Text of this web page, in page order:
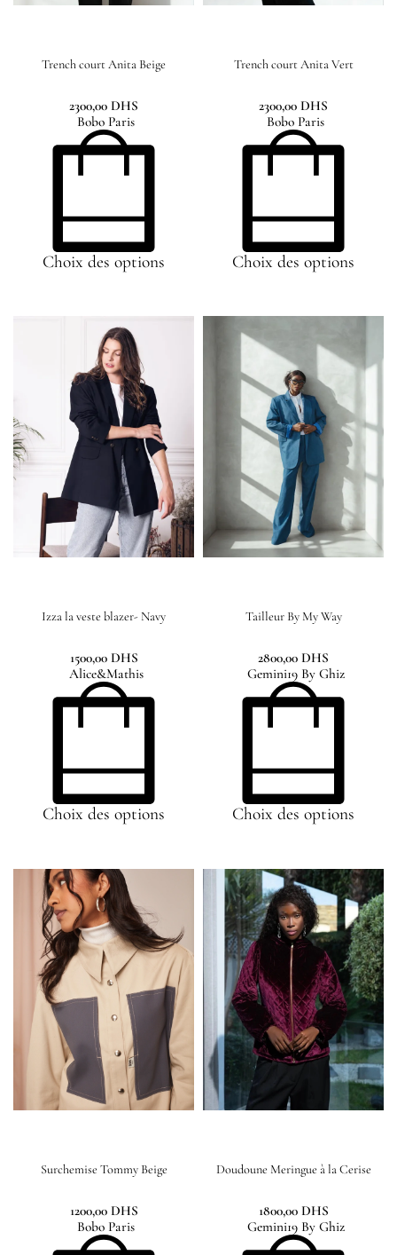
Trench court Anita Beige
Bobo Paris
2300,00 DHS
Choix des options
Trench court Anita Vert
Bobo Paris
2300,00 DHS
Choix des options
Izza la veste blazer- Navy
Alice&Mathis
1500,00 DHS
Choix des options
Tailleur By My Way
Gemini19 By Ghiz
2800,00 DHS
Choix des options
Surchemise Tommy Beige
Bobo Paris
1200,00 DHS
Doudoune Meringue à la Cerise
Gemini19 By Ghiz
1800,00 DHS